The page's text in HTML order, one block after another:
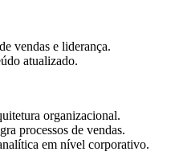
vendas e liderança.
atualizado.
organizacional.
processos de vendas.
em nível corporativo.